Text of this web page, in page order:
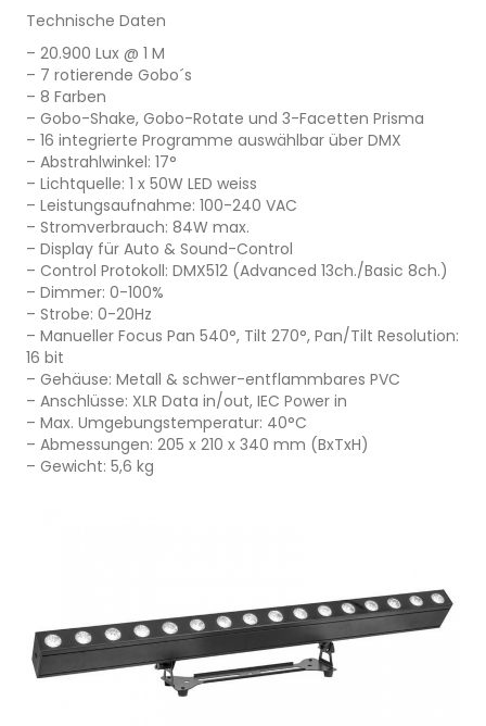
Technische Daten
– 20.900 Lux @ 1 M
– 7 rotierende Gobo´s
– 8 Farben
– Gobo-Shake, Gobo-Rotate und 3-Facetten Prisma
– 16 integrierte Programme auswählbar über DMX
– Abstrahlwinkel: 17°
– Lichtquelle: 1 x 50W LED weiss
– Leistungsaufnahme: 100-240 VAC
– Stromverbrauch: 84W max.
– Display für Auto & Sound-Control
– Control Protokoll: DMX512 (Advanced 13ch./Basic 8ch.)
– Dimmer: 0-100%
– Strobe: 0-20Hz
– Manueller Focus Pan 540°, Tilt 270°, Pan/Tilt Resolution:
16 bit
– Gehäuse: Metall & schwer-entflammbares PVC
– Anschlüsse: XLR Data in/out, IEC Power in
– Max. Umgebungstemperatur: 40°C
– Abmessungen: 205 x 210 x 340 mm (BxTxH)
– Gewicht: 5,6 kg